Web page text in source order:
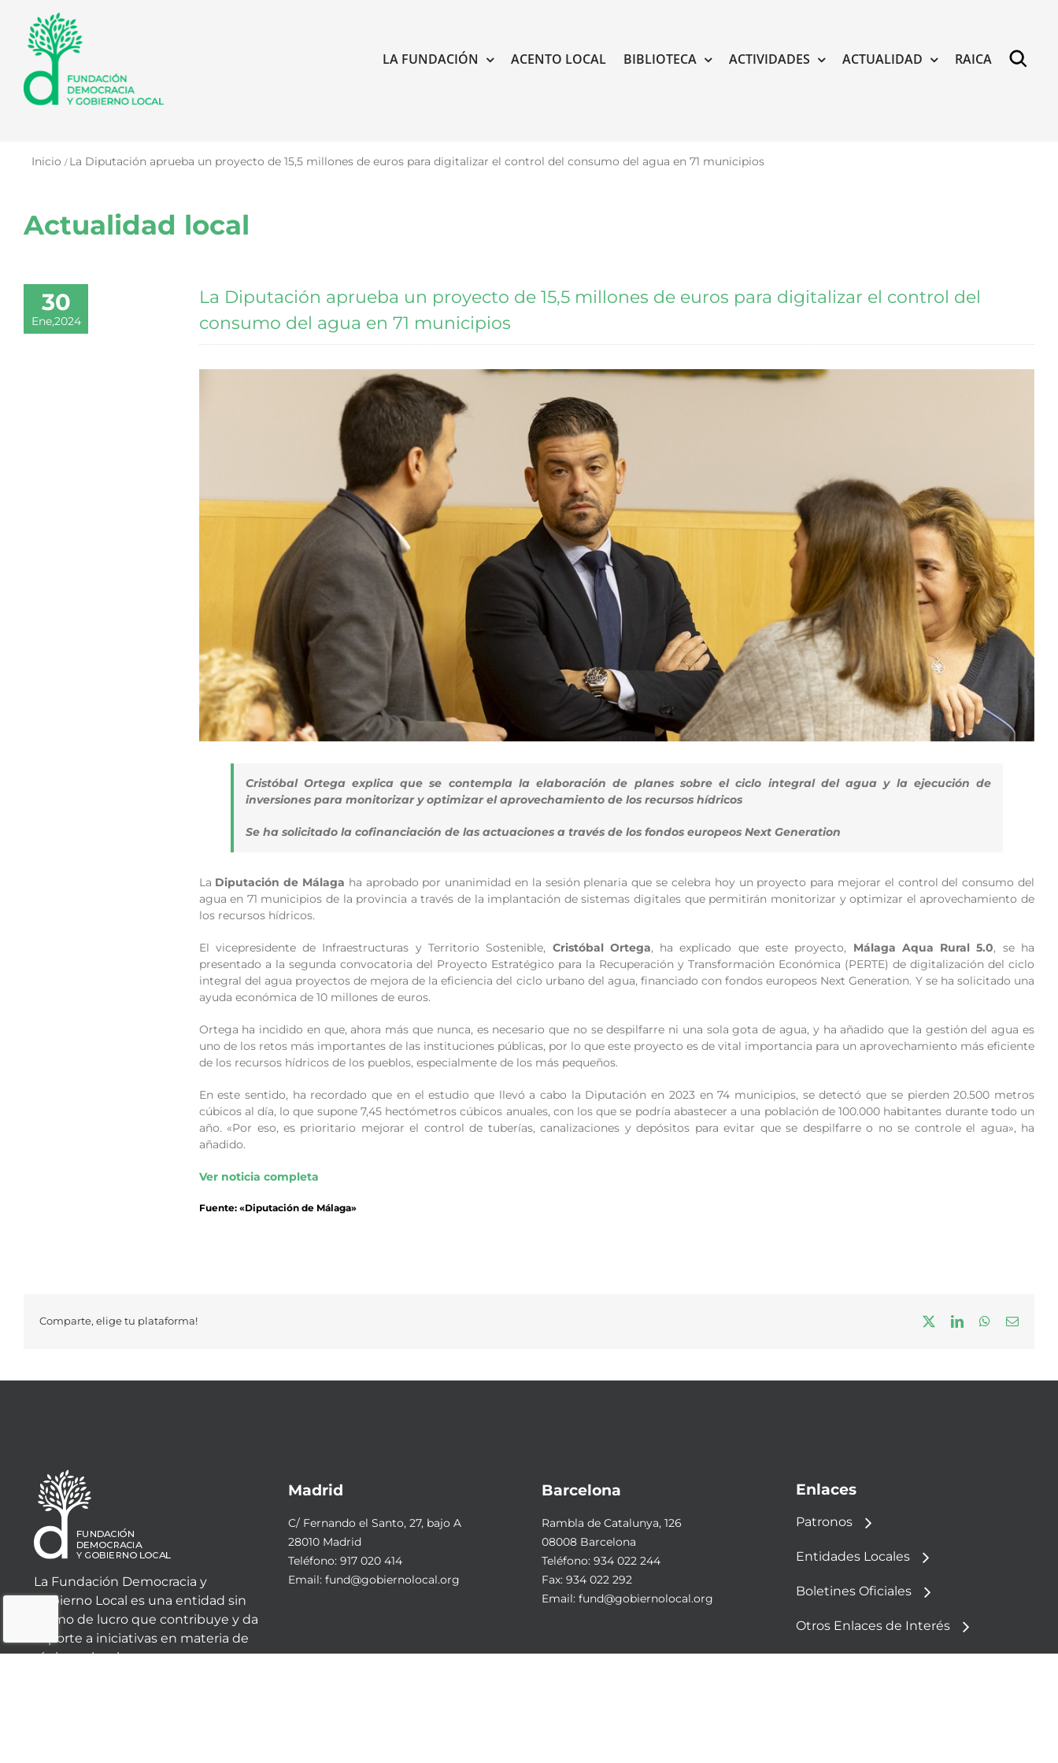
contenido
LA FUNDACIÓN ACENTO LOCAL BIBLIOTECA ACTIVIDADES ACTUALIDAD RAICA
Inicio La Diputación aprueba un proyecto de 15,5 millones de euros para digitalizar el control del consumo del agua en 71 municipios
Actualidad local
30
Ene,2024
La Diputación aprueba un proyecto de 15,5 millones de euros para digitalizar el control del
consumo del agua en 71 municipios
Cristóbal Ortega explica que se contempla la elaboración de planes sobre el ciclo integral del agua y la ejecución de
inversiones para monitorizar y optimizar el aprovechamiento de los recursos hídricos
Se ha solicitado la cofinanciación de las actuaciones a través de los fondos europeos Next Generation
La Diputación de Málaga ha aprobado por unanimidad en la sesión plenaria que se celebra hoy un proyecto para mejorar el control del consumo del
agua en 71 municipios de la provincia a través de la implantación de sistemas digitales que permitirán monitorizar y optimizar el aprovechamiento de
los recursos hídricos.
El vicepresidente de Infraestructuras y Territorio Sostenible, Cristóbal Ortega, ha explicado que este proyecto, Málaga Aqua Rural 5.0, se ha
presentado a la segunda convocatoria del Proyecto Estratégico para la Recuperación y Transformación Económica (PERTE) de digitalización del ciclo
integral del agua proyectos de mejora de la eficiencia del ciclo urbano del agua, financiado con fondos europeos Next Generation. Y se ha solicitado una
ayuda económica de 10 millones de euros.
Ortega ha incidido en que, ahora más que nunca, es necesario que no se despilfarre ni una sola gota de agua, y ha añadido que la gestión del agua es
uno de los retos más importantes de las instituciones públicas, por lo que este proyecto es de vital importancia para un aprovechamiento más eficiente
de los recursos hídricos de los pueblos, especialmente de los más pequeños.
En este sentido, ha recordado que en el estudio que llevó a cabo la Diputación en 2023 en 74 municipios, se detectó que se pierden 20.500 metros
cúbicos al día, lo que supone 7,45 hectómetros cúbicos anuales, con los que se podría abastecer a una población de 100.000 habitantes durante todo un
año. «Por eso, es prioritario mejorar el control de tuberías, canalizaciones y depósitos para evitar que se despilfarre o no se controle el agua», ha
añadido.
Ver noticia completa
Fuente: «Diputación de Málaga»
Comparte, elige tu plataforma! LinkedInWhatsApp
Correo
La Fundación Democracia y
Gobierno Local es una entidad sin
ánimo de lucro que contribuye y da
soporte a iniciativas en materia de
régimen local.
Madrid
C/ Fernando el Santo, 27, bajo A
28010 Madrid
Teléfono: 917 020 414
Email: fund@gobiernolocal.org
Barcelona
Rambla de Catalunya, 126
08008 Barcelona
Teléfono: 934 022 244
Fax: 934 022 292
Email: fund@gobiernolocal.org
Enlaces
Patronos
Entidades Locales
Boletines Oficiales
Otros Enlaces de Interés